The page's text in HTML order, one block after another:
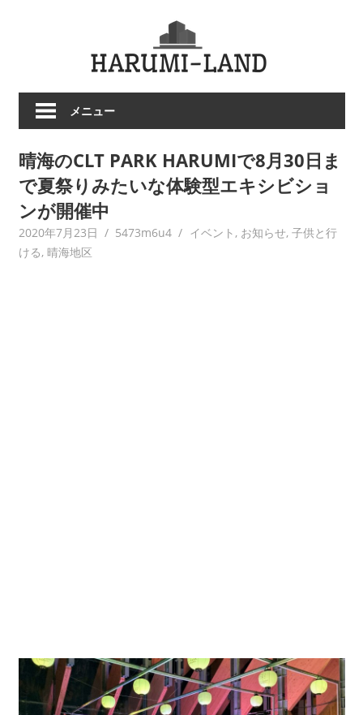
メニュー
晴海のCLT PARK HARUMIで8月30日ま
で夏祭りみたいな体験型エキシビショ
ンが開催中
2020年7月23日 5473m6u4 イベント , お知らせ, 子供と行
ける, 晴海地区